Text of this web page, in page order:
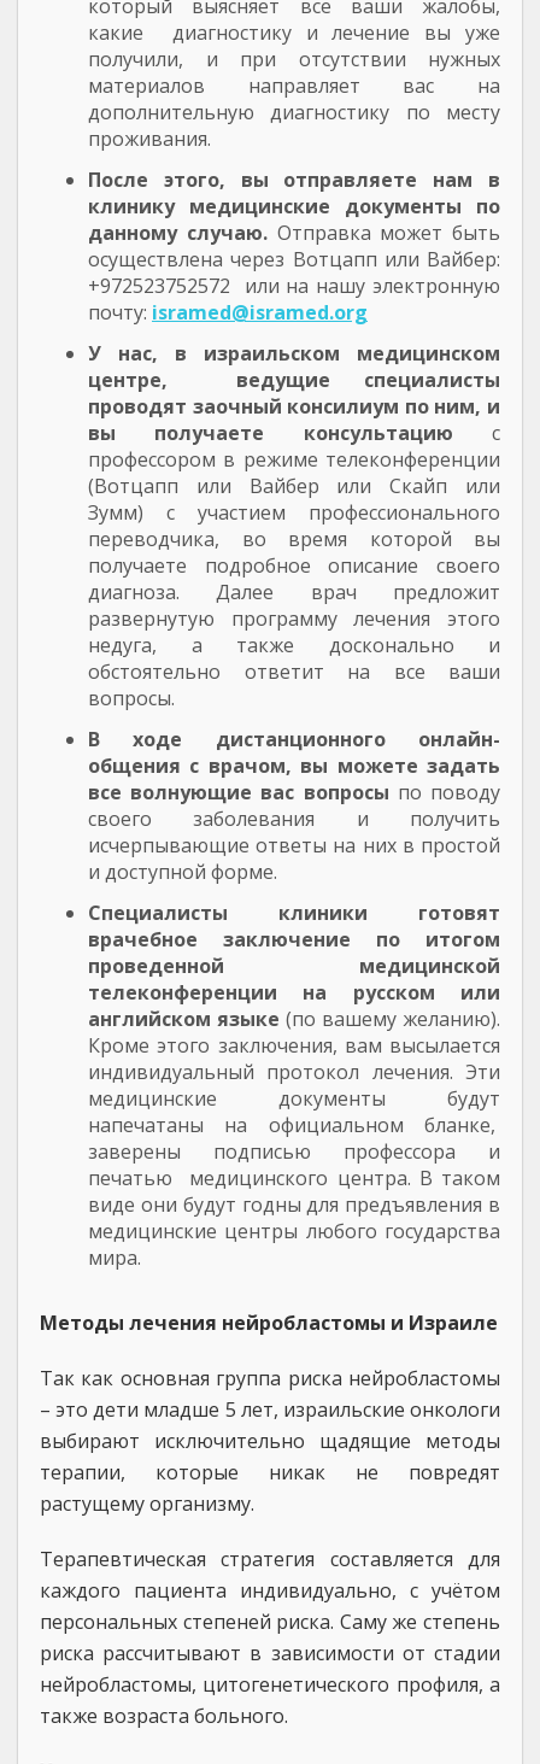
который выясняет все ваши жалобы,
какие диагностику и лечение вы уже
получили, и при отсутствии нужных
материалов направляет вас на
дополнительную диагностику по месту
проживания.
После этого, вы отправляете нам в
клинику медицинские документы по
данному случаю.Отправка может быть
осуществлена через Вотцапп или Вайбер:
+972523752572 или на нашу электронную
почту: isramed@isramed.org
У нас, в израильском медицинском
центре, ведущие специалисты
проводят заочный консилиум по ним, и
вы получаете консультацию с
профессором в режиме телеконференции
(Вотцапп или Вайбер или Скайп или
Зумм) с участием профессионального
переводчика, во время которой вы
получаете подробное описание своего
диагноза. Далее врач предложит
развернутую программу лечения этого
недуга, а также досконально и
обстоятельно ответит на все ваши
вопросы.
В ходе дистанционного онлайн-
общения с врачом, вы можете задать
все волнующие вас вопросы по поводу
своего заболевания и получить
исчерпывающие ответы на них в простой
и доступной форме.
Специалисты клиники готовят
врачебное заключение по итогом
проведенной медицинской
телеконференции на русском или
английском языке (по вашему желанию).
Кроме этого заключения, вам высылается
индивидуальный протокол лечения. Эти
медицинские документы будут
напечатаны на официальном бланке,
заверены подписью профессора и
печатью медицинского центра. В таком
виде они будут годны для предъявления в
медицинские центры любого государства
мира.
Методы лечения нейробластомы и Израиле
Так как основная группа риска нейробластомы
– это дети младше 5 лет, израильские онкологи
выбирают исключительно щадящие методы
терапии, которые никак не повредят
растущему организму.
Терапевтическая стратегия составляется для
каждого пациента индивидуально, с учётом
персональных степеней риска. Саму же степень
риска рассчитывают в зависимости от стадии
нейробластомы, цитогенетического профиля, а
также возраста больного.